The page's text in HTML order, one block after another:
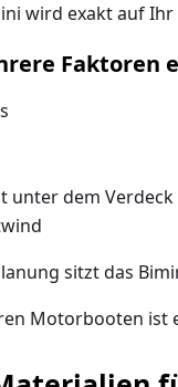
wird exakt auf
Faktoren
unter dem Verdeck
sitzt das
Motorbooten ist